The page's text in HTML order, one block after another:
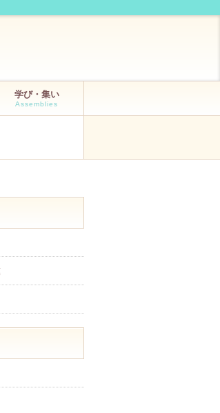
学び・集い
Assemblies